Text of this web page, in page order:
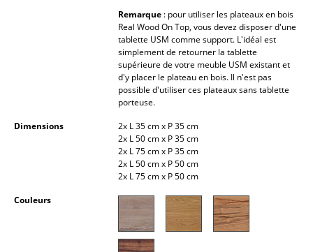
... voir tous les rangements
Suspensions & Plafonniers
Lampes de bureau
Lampadaires et Liseuses
Luminaires d’extérieur
Remarque : pour utiliser les plateaux en bois
Real Wood On Top, vous devez disposer d'une
tablette USM comme support. L'idéal est
simplement de retourner la tablette
supérieure de votre meuble USM existant et
d'y placer le plateau en bois. Il n'est pas
possible d'utiliser ces plateaux sans tablette
porteuse.
Dimensions
2x L 35 cm x P 35 cm
2x L 50 cm x P 35 cm
2x L 75 cm x P 35 cm
2x L 50 cm x P 50 cm
2x L 75 cm x P 50 cm
Couleurs